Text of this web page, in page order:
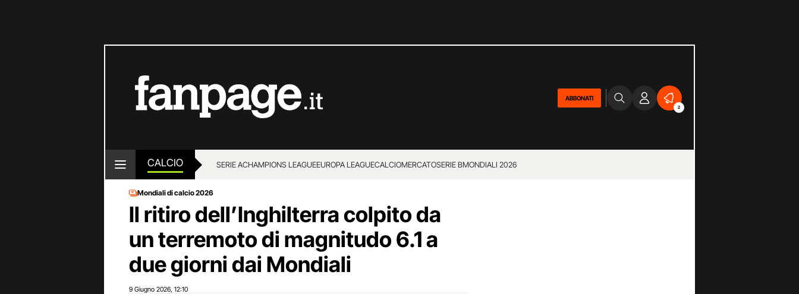
ABBONATI
2
CALCIO SERIE ACHAMPIONS LEAGUEEUROPA LEAGUECALCIOMERCATOSERIE BMONDIALI 2026
Mondiali di calcio 2026
Il ritiro dell’Inghilterra colpito da
un terremoto di magnitudo 6.1 a
due giorni dai Mondiali
9 Giugno 2026 12:10